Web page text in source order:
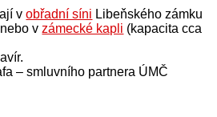
vobřadní síni Libeňského zámku
nebo vzámecké kapli (kapacita cca
– smluvního partnera ÚMČ